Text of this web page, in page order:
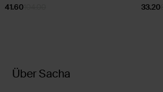
41.60 33.20
Über Sacha